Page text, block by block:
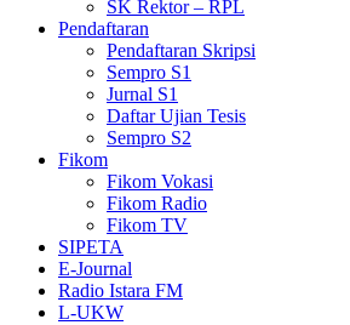
SK Rektor – RPL
Pendaftaran
Pendaftaran Skripsi
Sempro S1
Jurnal S1
Daftar Ujian Tesis
Sempro S2
Fikom
Fikom Vokasi
Fikom Radio
Fikom TV
SIPETA
E-Journal
Radio Istara FM
L-UKW